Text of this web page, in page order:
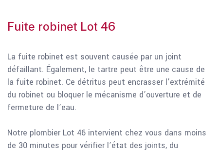
Fuite robinet Lot 46
La fuite robinet est souvent causée par un joint
défaillant. Également, le tartre peut être une cause de
la fuite robinet. Ce détritus peut encrasser l’extrémité
du robinet ou bloquer le mécanisme d’ouverture et de
fermeture de l’eau.
Notre plombier Lot 46 intervient chez vous dans moins
de 30 minutes pour vérifier l’état des joints, du